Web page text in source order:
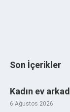
Son İçerikler
Kadın ev
6 Ağustos 2026